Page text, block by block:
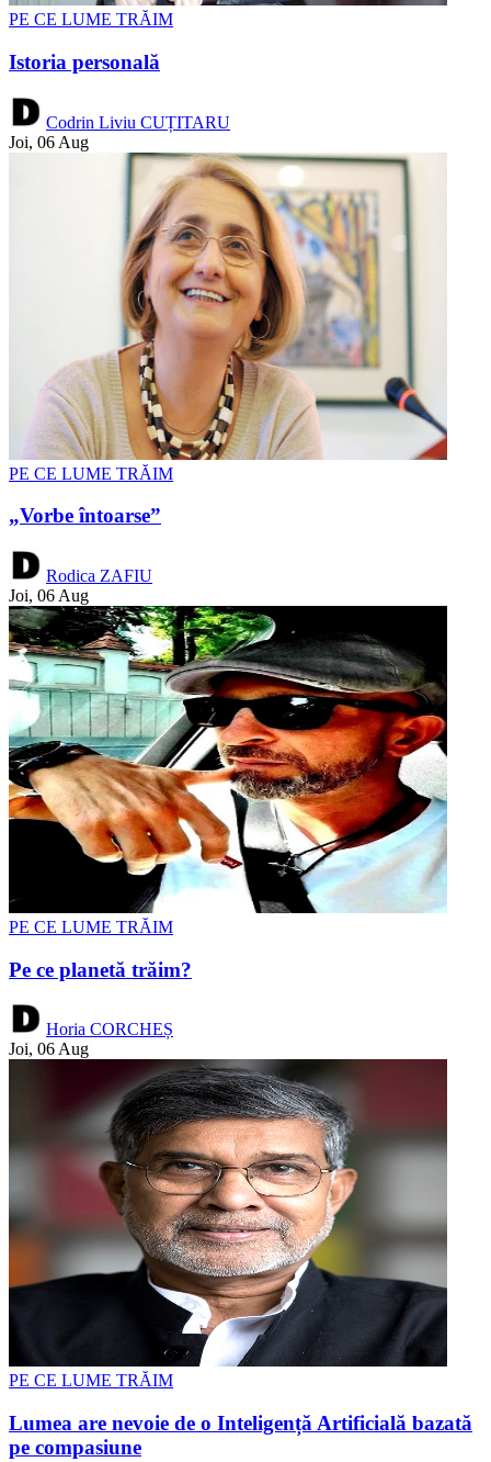
PE CE LUME TRĂIM
Istoria personală
Codrin Liviu CUȚITARU
Joi, 06 Aug
PE CE LUME TRĂIM
„Vorbe întoarse”
Rodica ZAFIU
Joi, 06 Aug
PE CE LUME TRĂIM
Pe ce planetă trăim?
Horia CORCHEȘ
Joi, 06 Aug
PE CE LUME TRĂIM
Lumea are nevoie de o Inteligență Artificială bazată
pe compasiune